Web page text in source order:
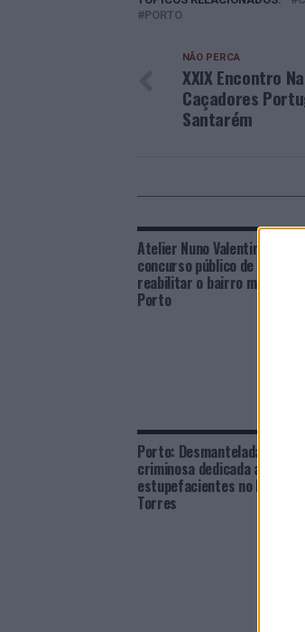
PORTO
NÃO PERCA
XXIX Encontro
Caçadores
Santarém
Atelier Nuno Valentim vence
concurso público de ideias
reabilitar o bairro mais
Porto
Porto: Desmantelada
criminosa dedicada ao
estupefacientes no Bairro
Torres